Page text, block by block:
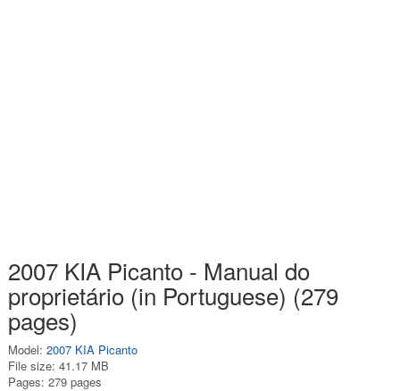
2007 KIA Picanto - Manual do
proprietário (in Portuguese) (279
pages)
Model: 2007 KIA Picanto
File size: 41.17 MB
Pages: 279 pages